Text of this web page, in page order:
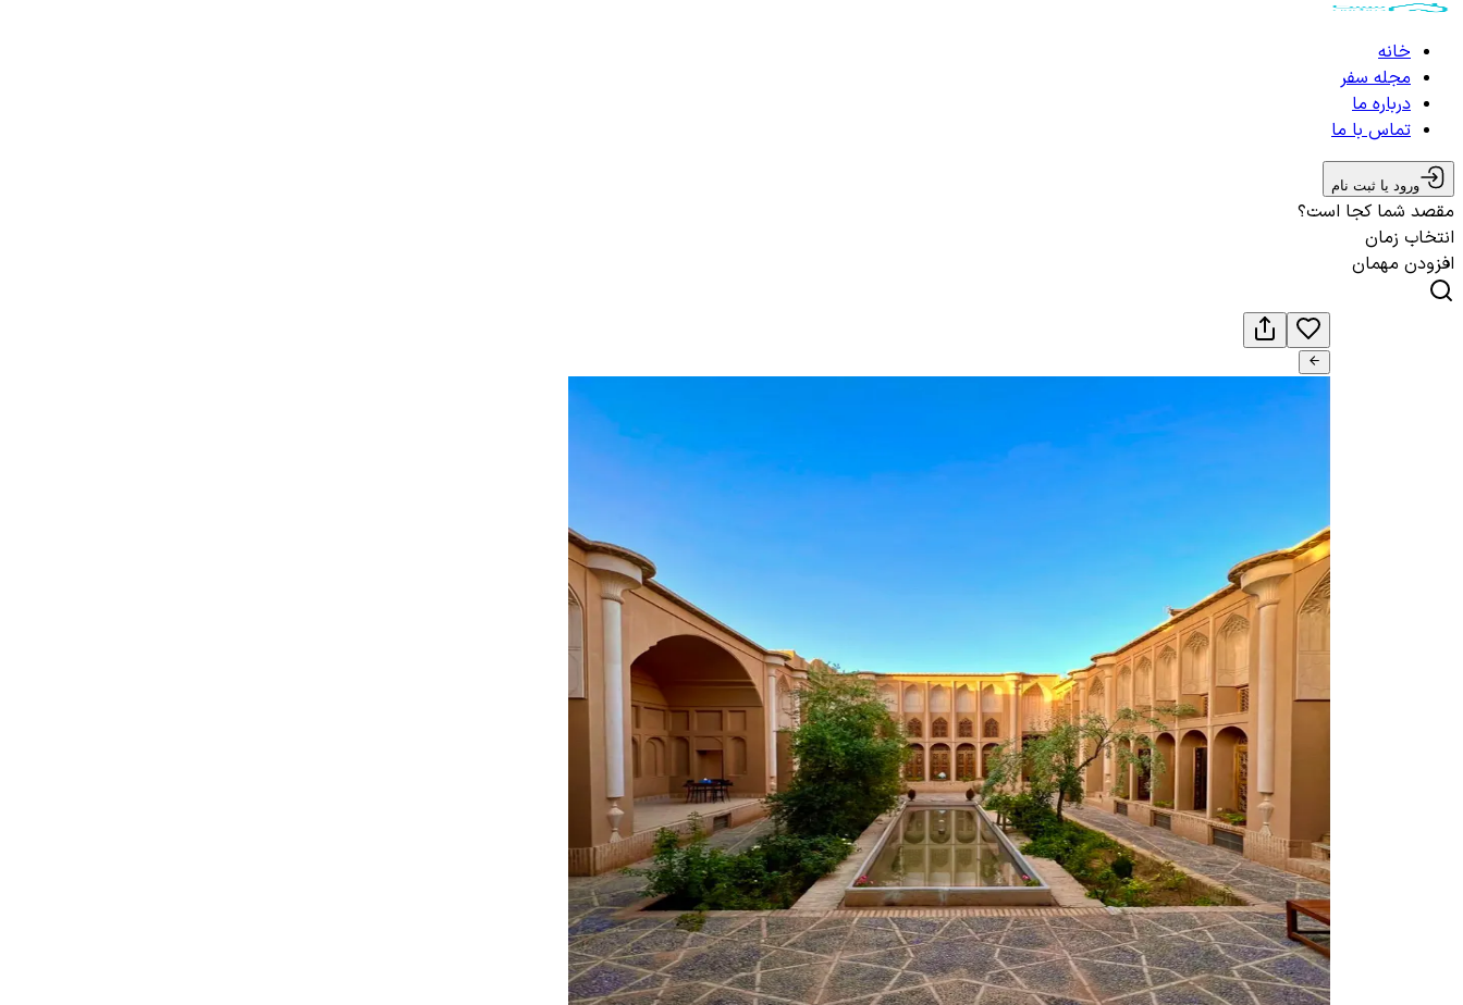
خانه
مجله سفر
درباره ما
تماس با ما
ورود یا ثبت نام
مقصد شما کجا است؟
انتخاب زمان
افزودن مهمان